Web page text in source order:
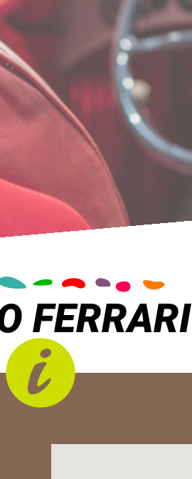
FERRARI